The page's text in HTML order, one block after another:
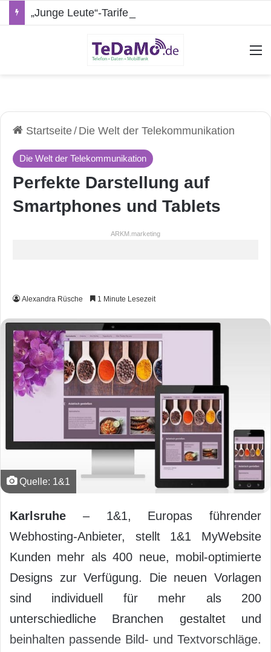
Startseite/ Die Welt der Telekommunikation
Die Welt der Telekommunikation
Perfekte Darstellung auf
Smartphones und Tablets
ARKM.marketing
Alexandra Rüsche 1 Minute Lesezeit
Quelle: 1&1
Karlsruhe – 1&1, Europas führender
Webhosting-Anbieter, stellt 1&1 MyWebsite
Kunden mehr als 400 neue, mobil-optimierte
Designs zur Verfügung. Die neuen Vorlagen
sind individuell für mehr als 200
unterschiedliche Branchen gestaltet und
beinhalten passende Bild- und Textvorschläge.